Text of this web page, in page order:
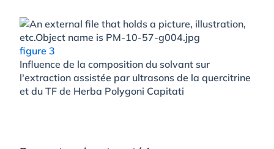
figure 3
Influence de la composition du solvant sur
l'extraction assistée par ultrasons de la quercitrine
et du TF de Herba Polygoni Capitati